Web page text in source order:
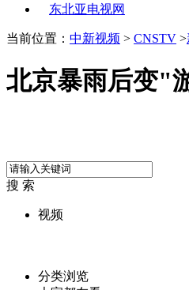
东北亚电视网
当前位置： 中新视频 > CNSTV >
北京暴雨后变"
搜 索
视频
分类浏览